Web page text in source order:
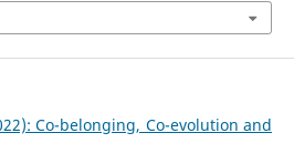
Co-belonging, Co-evolution and